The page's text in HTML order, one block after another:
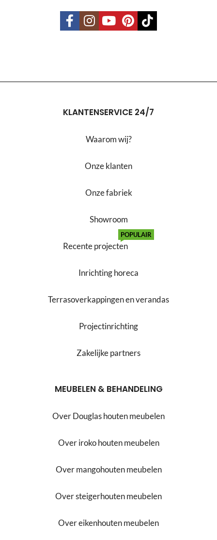
KLANTENSERVICE 24/7
Waarom wij?
Onze klanten
Onze fabriek
Showroom
Recente projecten
POPULAIR
Inrichting horeca
Terrasoverkappingen en verandas
Projectinrichting
Zakelijke partners
MEUBELEN & BEHANDELING
Over Douglas houten meubelen
Over iroko houten meubelen
Over mangohouten meubelen
Over steigerhouten meubelen
Over eikenhouten meubelen